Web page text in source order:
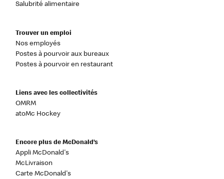
Salubrité alimentaire
Trouver un emploi
Nos employés
Postes à pourvoir aux bureaux
Postes à pourvoir en restaurant
Liens avec les collectivités
OMRM
atoMc Hockey
Encore plus de McDonald’s
Appli McDonald's
McLivraison
Carte McDonald's